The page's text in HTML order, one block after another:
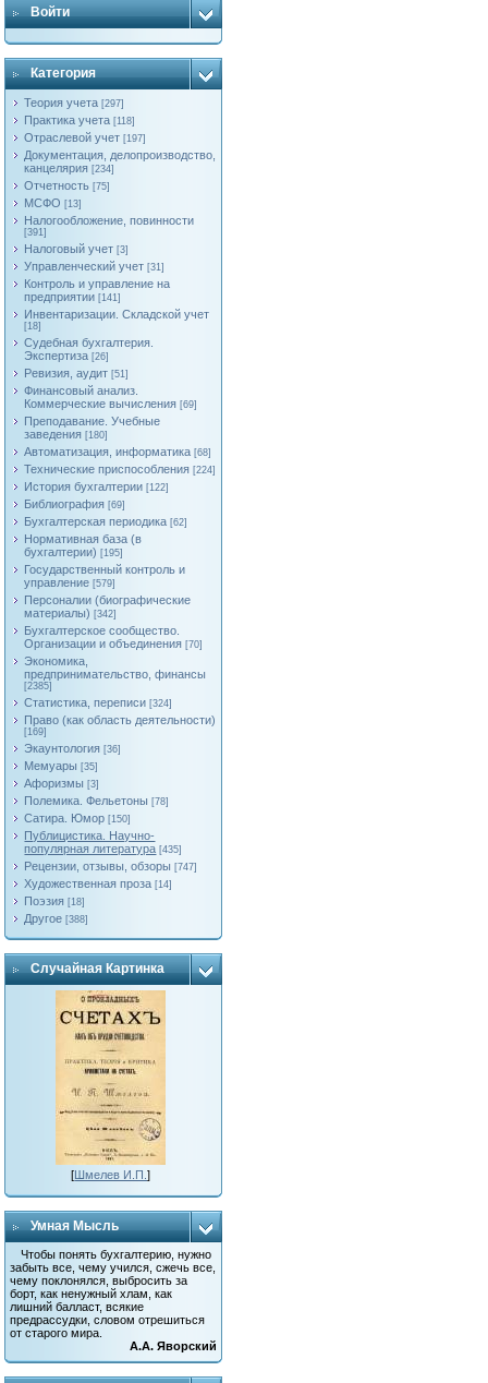
Войти
Категория
Теория учета [297]
Практика учета [118]
Отраслевой учет [197]
Документация, делопроизводство,
канцелярия [234]
Отчетность [75]
МСФО [13]
Налогообложение, повинности
[391]
Налоговый учет [3]
Управленческий учет [31]
Контроль и управление на
предприятии [141]
Инвентаризации. Складской учет
[18]
Судебная бухгалтерия.
Экспертиза [26]
Ревизия, аудит [51]
Финансовый анализ.
Коммерческие вычисления [69]
Преподавание. Учебные
заведения [180]
Автоматизация, информатика [68]
Технические приспособления [224]
История бухгалтерии [122]
Библиография [69]
Бухгалтерская периодика [62]
Нормативная база (в
бухгалтерии) [195]
Государственный контроль и
управление [579]
Персоналии (биографические
материалы) [342]
Бухгалтерское сообщество.
Организации и объединения [70]
Экономика,
предпринимательство, финансы
[2385]
Статистика, переписи [324]
Право (как область деятельности)
[169]
Экаунтология [36]
Мемуары [35]
Афоризмы [3]
Полемика. Фельетоны [78]
Сатира. Юмор [150]
Публицистика. Научно-
популярная литература [435]
Рецензии, отзывы, обзоры [747]
Художественная проза [14]
Поэзия [18]
Другое [388]
Случайная Картинка
[Шмелев И.П.]
Умная Мысль
Чтобы понять бухгалтерию, нужно
забыть все, чему учился, сжечь все,
чему поклонялся, выбросить за
борт, как ненужный хлам, как
лишний балласт, всякие
предрассудки, словом отрешиться
от старого мира.
А.А. Яворский